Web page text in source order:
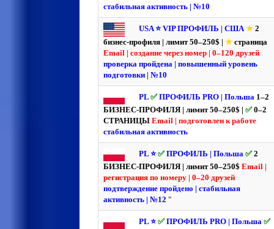
стабильная активность | №10
USA ⭐️ VIP ПРОФИЛЬ | США★ 2
бизнес-профиля | лимит 50–250$ | ★ страница
Email | создание через номер | 0–120 друзей
проверка пройдена | повышенный уровень
подготовки | №10
PL ✅ ПРОФИЛЬ PRO | Польша 1–2
БИЗНЕС-ПРОФИЛЯ | лимит 50–250$ | ✅ 0–2
СТРАНИЦЫ Email | подготовлен к работе
стабильная активность
PL ⭐️ ✅ ПРОФИЛЬ | Польша ✅ 2
БИЗНЕС-ПРОФИЛЯ | лимит 50–250$ Email |
регистрация по номеру | 0–20 друзей
подтверждение пройдено | стабильная
активность | №12 "
PL ⭐️ ✅ ПРОФИЛЬ PRO | Польша ✅